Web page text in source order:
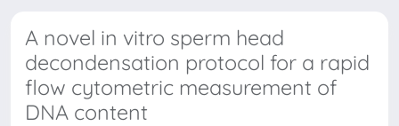
A novel in vitro sperm head
decondensation protocol for a rapid
flow cytometric measurement of
DNA content